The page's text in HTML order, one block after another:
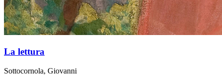
La lettura
Sottocornola, Giovanni